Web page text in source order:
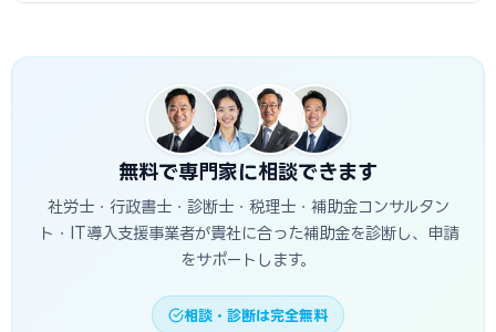
る、の4点が特に重要です。特に書類の不備・不足は書面審査
で即減点されるため、提出前の最終チェックを怠らないこと
月かかります。主なステップとして、gBizIDの取得（2〜3週
間）、申請書作成（2〜4週間）、審査期間（1〜3ヶ月）、採
択後の機器発注・設置（1〜3ヶ月）、実績報告・入金（1〜2
ヶ月）があります。導入後に運用が定着して効果が出るまでに
はさらに1〜3ヶ月かかる場合もあります。早めの準備が鍵で
無料で専門家に相談できます
社労士・行政書士・診断士・税理士・補助金コンサルタン
ト・IT導入支援事業者が貴社に合った補助金を診断し、申請
をサポートします。
相談・診断は完全無料